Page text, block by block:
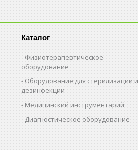
Каталог
Физиотерапевтическое
оборудование
Оборудование для стерилизации и
дезинфекции
Медицинский инструментарий
Диагностическое оборудование